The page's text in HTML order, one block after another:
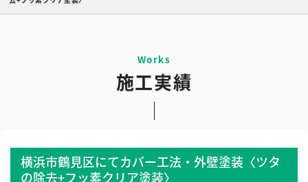
施工実績
横浜市鶴見区にてカバー工法・外壁塗装〈ツタ
の除去+フッ素クリア塗装〉